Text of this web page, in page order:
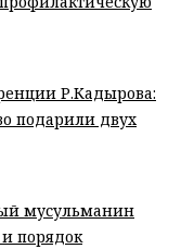
Р.Кадырова:
подарили двух
мусульманин
порядок